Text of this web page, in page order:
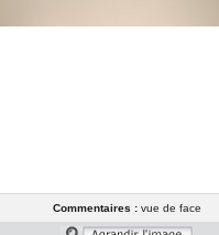
Commentaires :vue de face